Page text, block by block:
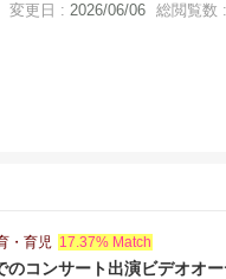
変更日 : 2026/06/06 総閲覧数 :
・育児 17.37% Match
のコンサート出演ビデオオ